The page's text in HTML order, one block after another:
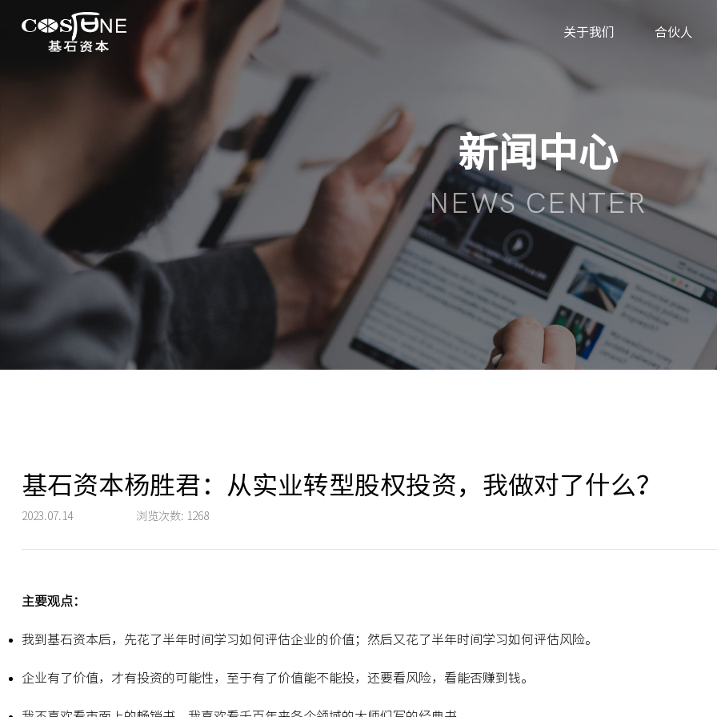
关于我们 合伙人
新闻中心
NEWS CENTER
基石资本杨胜君：从实业转型股权投资，我做对了什么？
2023.07.14 浏览次数: 1268
主要观点：
我到基石资本后，先花了半年时间学习如何评估企业的价值；然后又花了半年时间学习如何评估风险。
企业有了价值，才有投资的可能性，至于有了价值能不能投，还要看风险，看能否赚到钱。